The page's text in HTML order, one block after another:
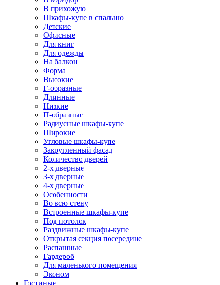
В прихожую
Шкафы-купе в спальню
Детские
Офисные
Для книг
Для одежды
На балкон
Форма
Высокие
Г-образные
Длинные
Низкие
П-образные
Радиусные шкафы-купе
Широкие
Угловые шкафы-купе
Закругленный фасад
Количество дверей
2-х дверные
3-х дверные
4-х дверные
Особенности
Во всю стену
Встроенные шкафы-купе
Под потолок
Раздвижные шкафы-купе
Открытая секция посередине
Распашные
Гардероб
Для маленького помещения
Эконом
Гостиные